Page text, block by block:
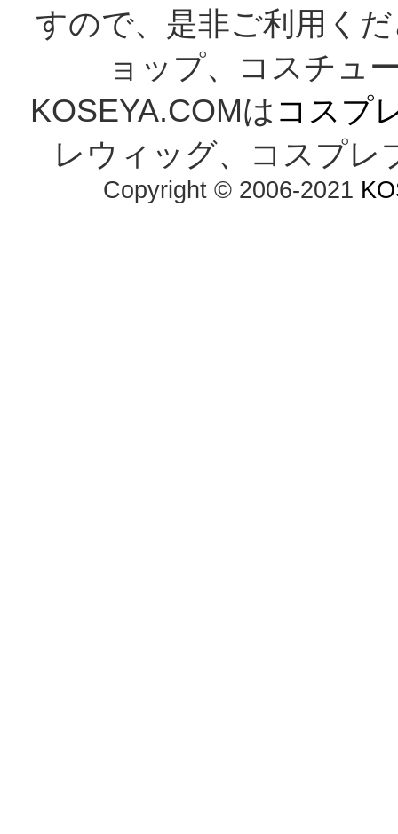
すので、是非ご利用く
ョップ、コスチュ
KOSEYA.COMは コスプ
レウィッグ、コスプレ
Copyright © 2006-2021